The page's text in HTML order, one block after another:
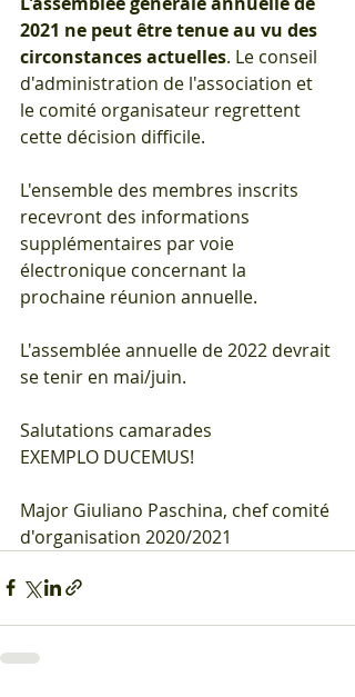
2021 ne peut être tenue au vu des
circonstances actuelles. Le conseil
d'administration de l'association et
le comité organisateur regrettent
cette décision difficile.
L'ensemble des membres inscrits
recevront des informations
supplémentaires par voie
électronique concernant la
prochaine réunion annuelle.
L'assemblée annuelle de 2022 devrait
se tenir en mai/juin.
Salutations camarades
EXEMPLO DUCEMUS!
Major Giuliano Paschina, chef comité
d'organisation 2020/2021